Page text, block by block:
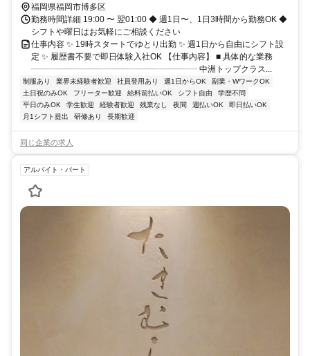
福岡県福岡市博多区
勤務時間詳細 19:00 〜 翌01:00 ◆ 週1日〜、1日3時間から勤務OK ◆
シフトや曜日はお気軽にご相談ください
仕事内容 ✨ 19時スタートでゆとり出勤 ✨ 週1日から自由にシフト設
定 ✨ 履歴書不要で即日体験入社OK 【仕事内容】 ■ 具体的な業務
┈┈┈┈┈┈┈┈┈┈┈┈┈┈┈┈┈┈┈┈ 中洲トップクラス...
制服あり 業界未経験者歓迎 社員登用あり 週1日からOK
副業・WワークOK
土日祝のみOK
フリーター歓迎 給料前払いOK シフト自由
学歴不問
平日のみOK
学生歓迎 経験者歓迎 残業なし 夜間 週払いOK
即日払いOK
月1シフト提出
研修あり 長期歓迎
同じ企業の求人
アルバイト・パート